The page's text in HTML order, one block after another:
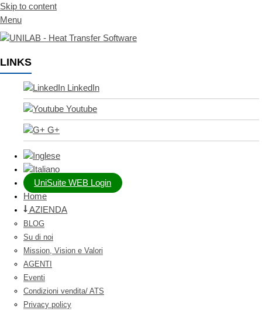
Skip to content
Menu
LINKS
LinkedIn
Youtube
G+
UniSuite WEB Login
Home
AZIENDA
BLOG
Su di noi
Mission, Vision e Valori
AGENTI
Eventi
Condizioni vendita/ ATS
Privacy policy